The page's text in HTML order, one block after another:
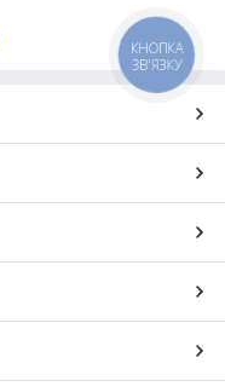
КНОПКА
ЗВ'ЯЗКУ